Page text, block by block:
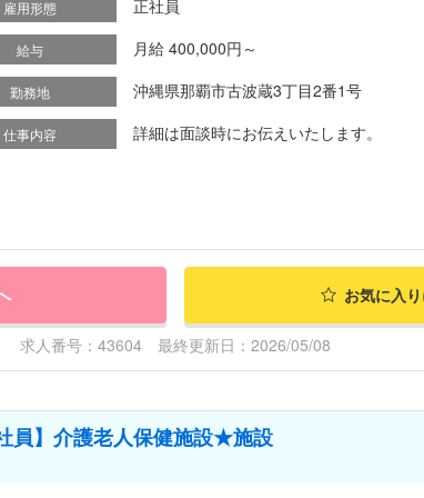
雇用形態 正社員
給与 月給 400,000円～
勤務地 沖縄県那覇市古波蔵3丁目2番1号
仕事内容 詳細は面談時にお伝えいたします。
お気に入
求人番号：43604 最終更新日：2026/05/08
員】介護老人保健施設★施設